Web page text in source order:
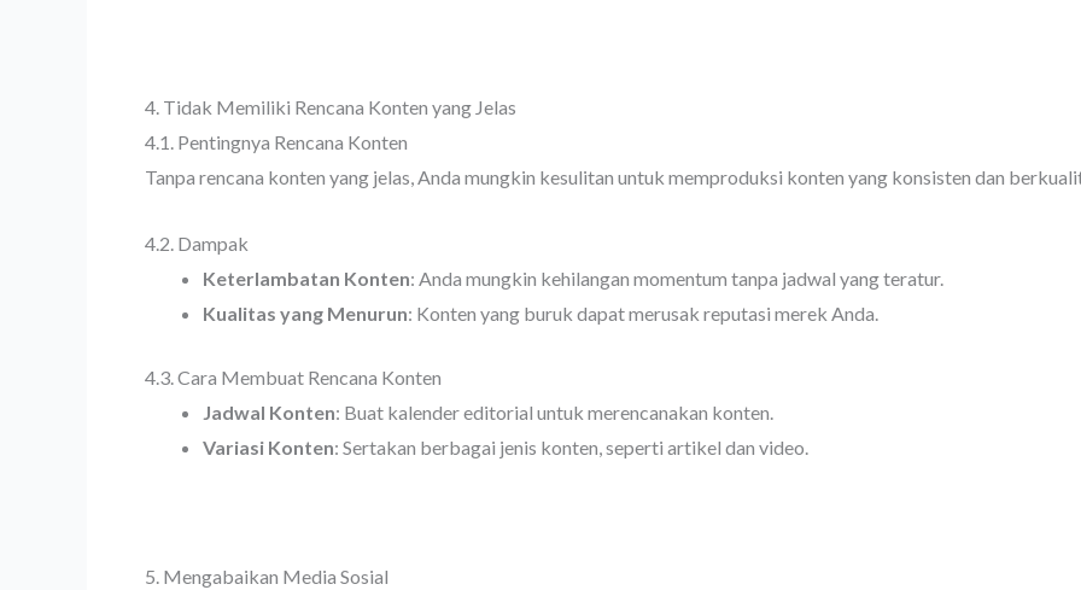
4. Tidak Memiliki Rencana Konten yang Jelas
4.1. Pentingnya Rencana Konten
Tanpa rencana konten yang jelas, Anda mungkin kesulitan untuk memproduksi konten yang konsisten dan
4.2. Dampak
Keterlambatan Konten: Anda mungkin kehilangan momentum tanpa jadwal yang teratur.
Kualitas yang Menurun: Konten yang buruk dapat merusak reputasi merek Anda.
4.3. Cara Membuat Rencana Konten
Jadwal Konten: Buat kalender editorial untuk merencanakan konten.
Variasi Konten: Sertakan berbagai jenis konten, seperti artikel dan video.
5. Mengabaikan Media Sosial